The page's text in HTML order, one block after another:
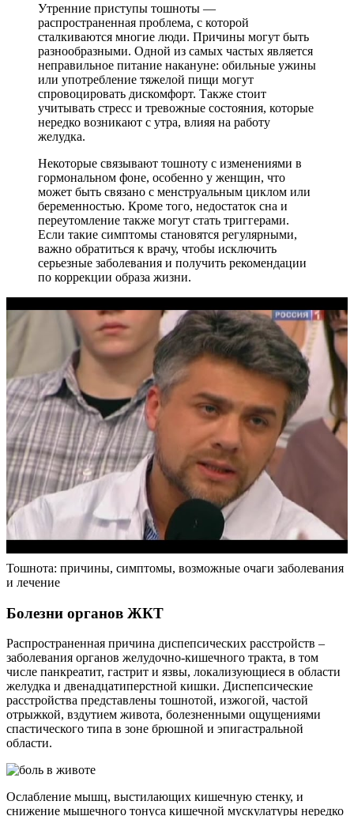
Утренние приступы тошноты —
распространенная проблема, с которой
сталкиваются многие люди. Причины могут быть
разнообразными. Одной из самых частых является
неправильное питание накануне: обильные ужины
или употребление тяжелой пищи могут
спровоцировать дискомфорт. Также стоит
учитывать стресс и тревожные состояния, которые
нередко возникают с утра, влияя на работу
желудка.
Некоторые связывают тошноту с изменениями в
гормональном фоне, особенно у женщин, что
может быть связано с менструальным циклом или
беременностью. Кроме того, недостаток сна и
переутомление также могут стать триггерами.
Если такие симптомы становятся регулярными,
важно обратиться к врачу, чтобы исключить
серьезные заболевания и получить рекомендации
по коррекции образа жизни.
Тошнота: причины, симптомы, возможные очаги заболевания
и лечение
Болезни органов ЖКТ
Распространенная причина диспепсических расстройств –
заболевания органов желудочно-кишечного тракта, в том
числе панкреатит, гастрит и язвы, локализующиеся в области
желудка и двенадцатиперстной кишки. Диспепсические
расстройства представлены тошнотой, изжогой, частой
отрыжкой, вздутием живота, болезненными ощущениями
спастического типа в зоне брюшной и эпигастральной
области.
Ослабление мышц, выстилающих кишечную стенку, и
снижение мышечного тонуса кишечной мускулатуры нередко